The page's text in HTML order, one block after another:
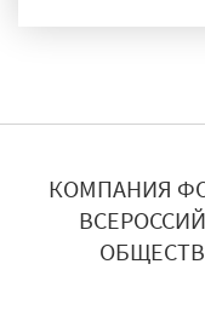
КОМПАНИЯ